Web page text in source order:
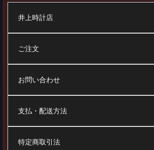
井上時計店
ご注文
お問い合わせ
支払・配送方法
特定商取引法